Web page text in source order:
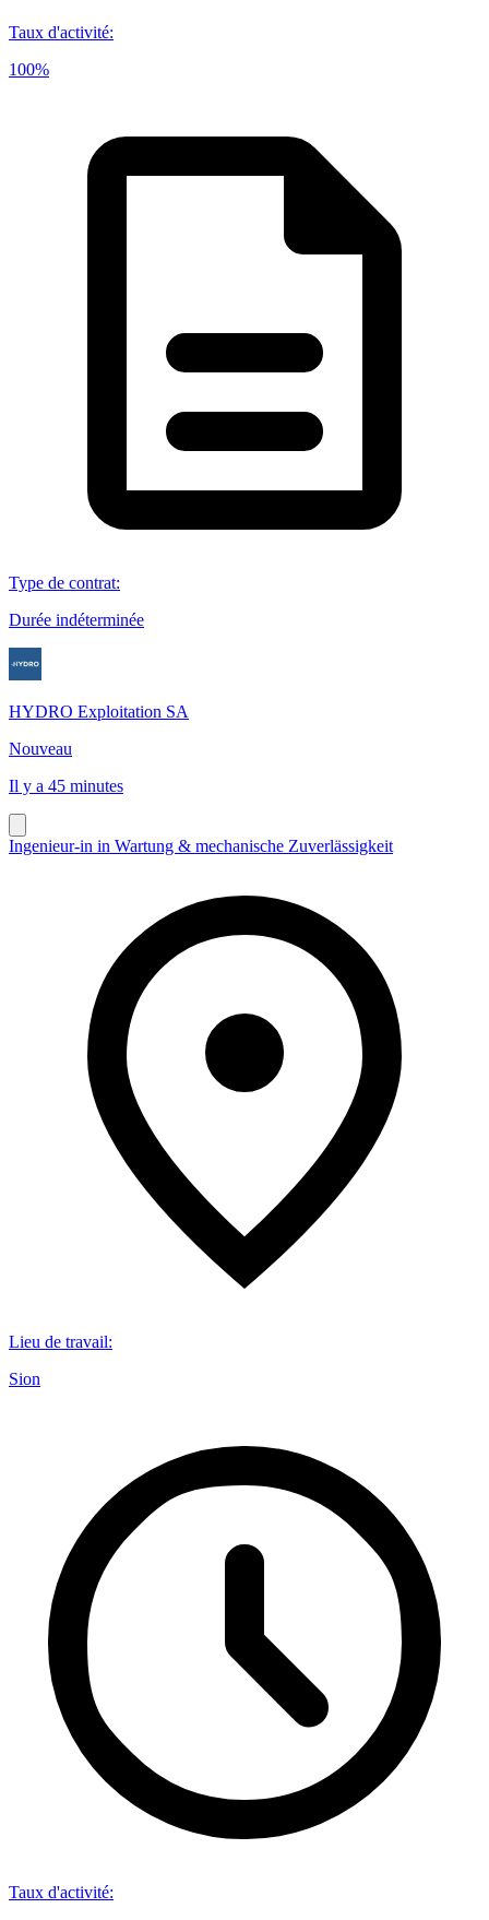
Taux d'activité:
100%
Type de contrat:
Durée indéterminée
HYDRO Exploitation SA
Nouveau
Il y a 45 minutes
Ingenieur-in in Wartung & mechanische Zuverlässigkeit
Lieu de travail:
Sion
Taux d'activité: